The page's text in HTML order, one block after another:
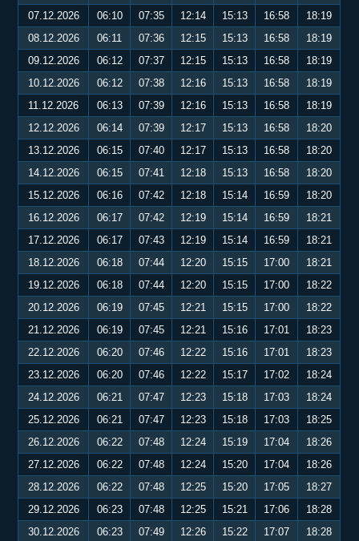
07.12.2026
06:10 07:35 12:14 15:13 16:58
18:19
08.12.2026
06:11 07:36 12:15 15:13 16:58
18:19
09.12.2026
06:12 07:37 12:15 15:13 16:58
18:19
10.12.2026
06:12 07:38 12:16 15:13 16:58
18:19
11.12.2026
06:13 07:39 12:16 15:13 16:58
18:19
12.12.2026
06:14 07:39 12:17 15:13 16:58
18:20
13.12.2026
06:15 07:40 12:17 15:13 16:58
18:20
14.12.2026
06:15 07:41 12:18 15:13 16:58
18:20
15.12.2026
06:16 07:42 12:18 15:14 16:59
18:20
16.12.2026
06:17 07:42 12:19 15:14 16:59
18:21
17.12.2026
06:17 07:43 12:19 15:14 16:59
18:21
18.12.2026
06:18 07:44 12:20 15:15 17:00
18:21
19.12.2026
06:18 07:44 12:20 15:15 17:00
18:22
20.12.2026
06:19 07:45 12:21 15:15 17:00
18:22
21.12.2026
06:19 07:45 12:21 15:16 17:01
18:23
22.12.2026
06:20 07:46 12:22 15:16 17:01
18:23
23.12.2026
06:20 07:46 12:22 15:17 17:02
18:24
24.12.2026
06:21 07:47 12:23 15:18 17:03
18:24
25.12.2026
06:21 07:47 12:23 15:18 17:03
18:25
26.12.2026
06:22 07:48 12:24 15:19 17:04
18:26
27.12.2026
06:22 07:48 12:24 15:20 17:04
18:26
28.12.2026
06:22 07:48 12:25 15:20 17:05
18:27
29.12.2026
06:23 07:48 12:25 15:21 17:06
18:28
30.12.2026
06:23 07:49 12:26 15:22 17:07
18:28